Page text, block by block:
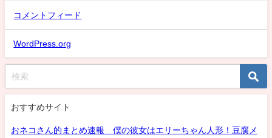
コメントフィード
WordPress.org
おすすめサイト
おネコさん的まとめ速報 僕の彼女はエリーちゃん人形！豆腐メ